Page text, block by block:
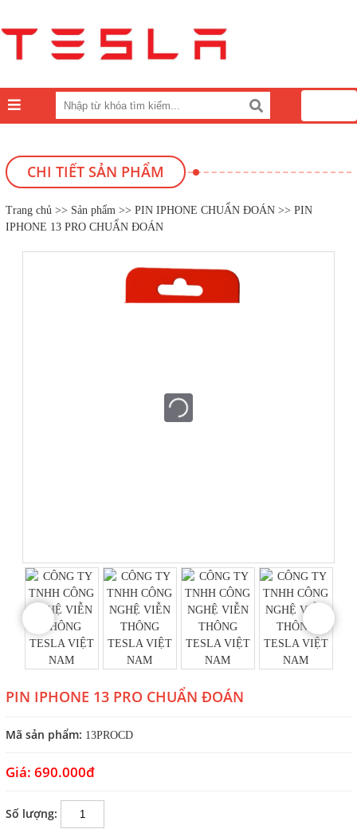
CHI TIẾT SẢN PHẨM
Trang chủ>> Sản phẩm>> PIN IPHONE CHUẨN ĐOÁN>> PIN
IPHONE 13 PRO CHUẨN ĐOÁN
PIN IPHONE 13 PRO CHUẨN ĐOÁN
Mã sản phẩm: 13PROCD
Giá: 690.000đ
Số lượng: